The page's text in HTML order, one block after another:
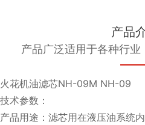
产品
产品广泛适用于各种行
火花机油滤芯NH-09M NH-09
技术参数：
产品用途：滤芯用在液压油系统